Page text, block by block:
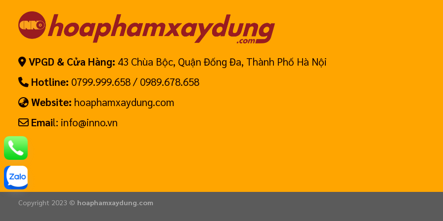
VPGD & Cửa Hàng: 43 Chùa Bộc, Quận Đống Đa, Thành Phố Hà Nội
Hotline: 0799.999.658 / 0989.678.658
Website: hoaphamxaydung.com
Email: info@inno.vn
Copyright 2023 © hoaphamxaydung.com
Hotline: 0799.999.658
Chat Zalo